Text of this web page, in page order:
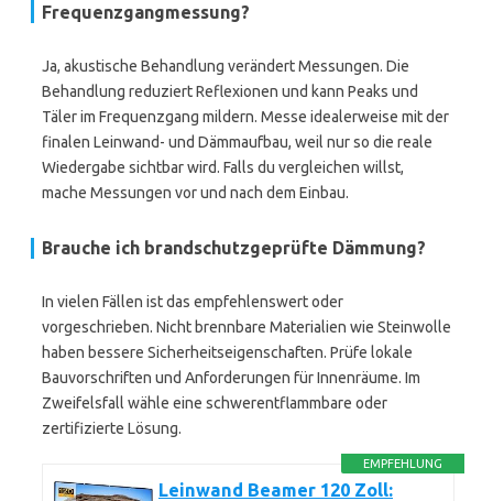
Frequenzgangmessung?
Ja, akustische Behandlung verändert Messungen. Die
Behandlung reduziert Reflexionen und kann Peaks und
Täler im Frequenzgang mildern. Messe idealerweise mit der
finalen Leinwand- und Dämmaufbau, weil nur so die reale
Wiedergabe sichtbar wird. Falls du vergleichen willst,
mache Messungen vor und nach dem Einbau.
Brauche ich brandschutzgeprüfte Dämmung?
In vielen Fällen ist das empfehlenswert oder
vorgeschrieben. Nicht brennbare Materialien wie Steinwolle
haben bessere Sicherheitseigenschaften. Prüfe lokale
Bauvorschriften und Anforderungen für Innenräume. Im
Zweifelsfall wähle eine schwerentflammbare oder
zertifizierte Lösung.
EMPFEHLUNG
Leinwand Beamer 120 Zoll: